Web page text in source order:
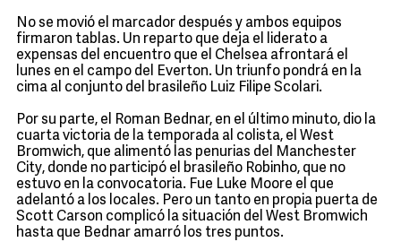
No se movió el marcador después y ambos equipos
firmaron tablas. Un reparto que deja el liderato a
expensas del encuentro que el Chelsea afrontará el
lunes en el campo del Everton. Un triunfo pondrá en la
cima al conjunto del brasileño Luiz Filipe Scolari.
Por su parte, el Roman Bednar, en el último minuto, dio la
cuarta victoria de la temporada al colista, el West
Bromwich, que alimentó las penurias del Manchester
City, donde no participó el brasileño Robinho, que no
estuvo en la convocatoria. Fue Luke Moore el que
adelantó a los locales. Pero un tanto en propia puerta de
Scott Carson complicó la situación del West Bromwich
hasta que Bednar amarró los tres puntos.